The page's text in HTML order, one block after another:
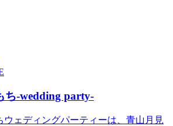
ち-wedding party-
ウェディングパーティーは、青山月見